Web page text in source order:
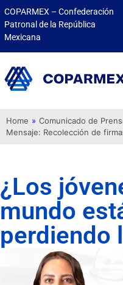
COPARMEX – Confederación
Patronal de la República
Mexicana
Home » Comunicado de
Mensaje: Recolección de
¿Los
mundo
perdiendo